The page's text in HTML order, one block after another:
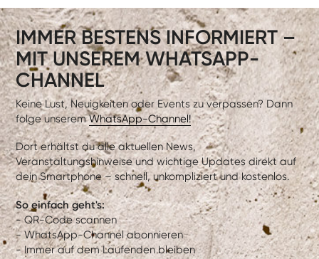
IMMER BESTENS INFORMIERT –
MIT UNSEREM WHATSAPP-
CHANNEL
Keine Lust, Neuigkeiten oder Events zu verpassen? Dann
folge unseremWhatsApp-Channel!
Dort erhältst du alle aktuellen News,
Veranstaltungshinweise und wichtige Updates direkt auf
dein Smartphone – schnell, unkompliziert und kostenlos.
So einfach geht's:
- QR-Code scannen
- WhatsApp-Channel abonnieren
- Immer auf dem Laufenden bleiben